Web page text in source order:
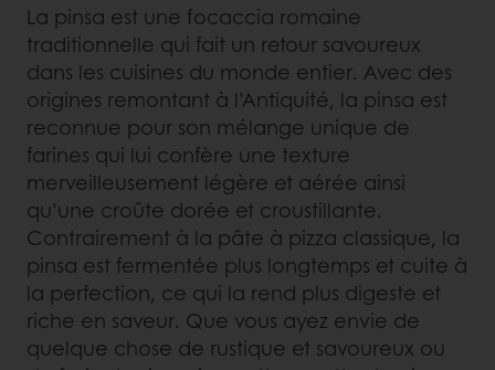
La pinsa est une focaccia romaine
traditionnelle qui fait un retour savoureux
dans les cuisines du monde entier. Avec des
origines remontant à l’Antiquité, la pinsa est
reconnue pour son mélange unique de
farines qui lui confère une texture
merveilleusement légère et aérée ainsi
qu’une croûte dorée et croustillante.
Contrairement à la pâte à pizza classique, la
pinsa est fermentée plus longtemps et cuite à
la perfection, ce qui la rend plus digeste et
riche en saveur. Que vous ayez envie de
quelque chose de rustique et savoureux ou